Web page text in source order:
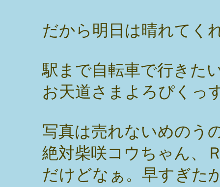
だから明日は晴れてく
駅まで自転車で行きた
お天道さまよろぴくっ
写真は売れないめのう
絶対柴咲コウちゃん、
だけどなぁ。早すぎた